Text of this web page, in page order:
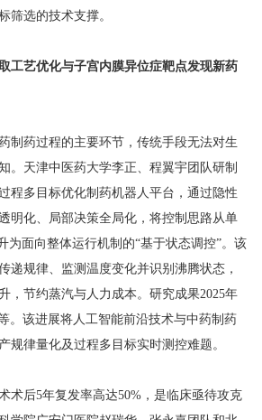
筛选的技术支撑。
工艺优化与子宫内膜异位症靶点发现新药
制药过程的主要环节，传统手段无法对生
。天津中医药大学李正、程翼宇团队研制
程多目标优化制药机器人平台，通过隐性
明化、局部决策全局化，将控制思路从单
为面向整体运行机制的“基于状态调控”。该
递规律、监测温度变化并识别沸腾状态，
，节约蒸汽与人力成本。研究成果2025年
。该进展将人工智能前沿技术与中药制药
规律量化及过程多目标实时测控难题。
术后5年复发率高达50%，是临床亟待攻克